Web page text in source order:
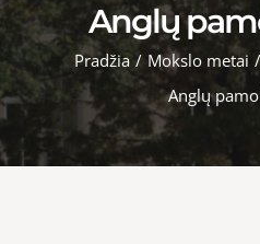
Anglų
Pradžia / Mokslo metai /
Anglų